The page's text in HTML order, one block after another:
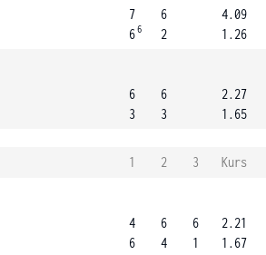
7
66
6
2
4.09
1.26
6
3
6
3
2.27
1.65
1 2 3
Kurs
4
6
6
4
6
1
2.21
1.67